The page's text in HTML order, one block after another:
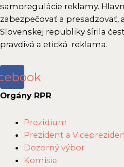
K
R
P
a
d
n
u
a
s
n
á
t
u
a
z
o
4
z
s
n
u
t
o
v
á
s
r
v
z
3
samoregulácie reklamy.
zabezpečovať a presadzovať,
Slovenskej republiky šírila
pravdivá a etická reklama.
Orgány RPR
Main
Menu
Prezídium
Prezident a
Dozorný výbor
Komisia